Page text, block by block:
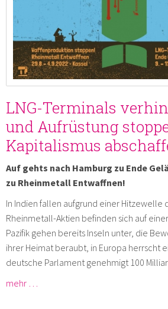
LNG-Terminals
und Aufrüstung
Kapitalismus
Auf gehts nach Hamburg zu Ende
zu Rheinmetall Entwaffnen!
In Indien fallen aufgrund einer Hitzewelle
Rheinmetall-Aktien befinden sich auf
Pazifik gehen bereits Inseln unter, die
ihrer Heimat beraubt, in Europa herrscht
deutsche Parlament genehmigt 100
mehr …